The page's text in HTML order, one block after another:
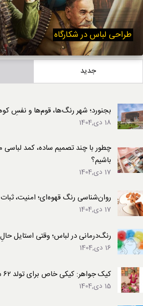
طراحی لباس در شکارگاه
جدید
بجنورد؛ شهر رنگ‌ها، قوم‌ها و نفسِ
18 دی,1404
چطور با چند تصمیم ساده، کمد
باشیم؟
17 دی,1404
روان‌شناسی رنگ قهوه‌ای؛ امنیت،
17 دی,1404
رنگ‌درمانی در لباس؛ وقتی استایل
16 دی,1404
کیک جواهر: کیکی خاص برای تولد ۶۲ سالگی نیتا آمبانی
15 دی,1404